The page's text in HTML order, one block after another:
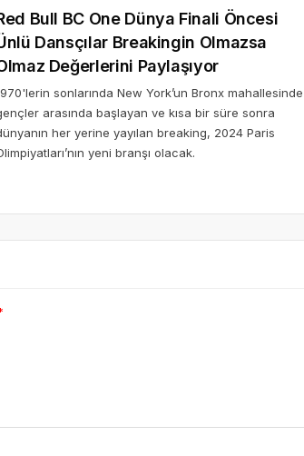
Bull BC One Dünya Finali Öncesi
Dansçılar Breakingin Olmazsa
Değerlerini Paylaşıyor
sonlarında New York’un Bronx mahallesinde
arasında başlayan ve kısa bir süre sonra
her yerine yayılan breaking, 2024 Paris
yeni branşı olacak.